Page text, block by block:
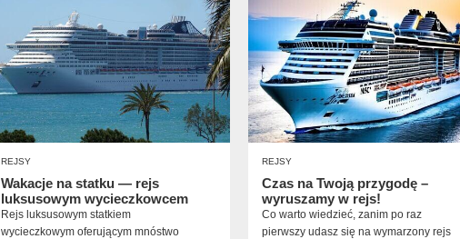
REJSY
Wakacje na statku — rejs
luksusowym wycieczkowcem
Rejs luksusowym statkiem
wycieczkowym oferującym mnóstwo
REJSY
Czas na Twoją przygodę –
wyruszamy w rejs!
Co warto wiedzieć, zanim po raz
pierwszy udasz się na wymarzony rejs